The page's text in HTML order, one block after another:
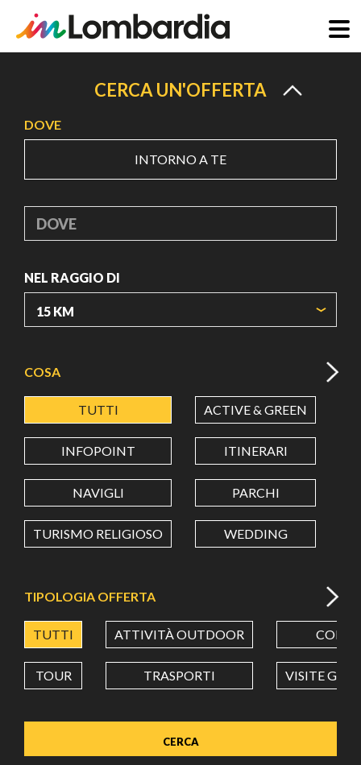
principale
CERCA UN'OFFERTA
DOVE
INTORNO A TE
DOVE
NEL RAGGIO DI
LATITUDINE
LONGITUDINE
Value in decimal degrees. Use dot (.) as decimal separator.
COSA
TUTTI ACTIVE & GREEN
INFOPOINT ITINERARI
NAVIGLI PARCHI
TURISMO RELIGIOSO WEDDING
TIPOLOGIA OFFERTA
TUTTI ATTIVITÀ OUTDOOR CORSI
TOUR TRASPORTI VISITE